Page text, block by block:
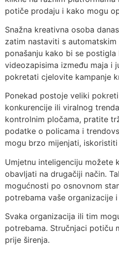
potiče prodaju i kako mogu
Snažna kreativna osoba
zatim nastaviti s
ponašanju kako bi se
videozapisima između maja i
pokretati cjelovite kampanje
Ponekad postoje veliki
konkurencije ili viralnog
kontrolnim pločama, pratite
podatke o policama i
mogu brzo mijenjati,
Umjetnu inteligenciju možete
obavljati na drugačiji način.
mogućnosti po osnovnom
potrebama vaše organizacije
Svaka organizacija ili tim
potrebama. Stručnjaci potiču
prije širenja.